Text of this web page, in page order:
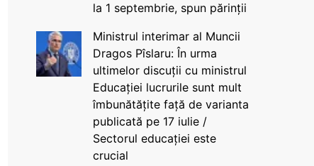
la 1 septembrie, spun părinții
Ministrul interimar al Muncii
Dragos Pîslaru: În urma
ultimelor discuții cu ministrul
Educației lucrurile sunt mult
îmbunătățite față de varianta
publicată pe 17 iulie /
Sectorul educației este
crucial